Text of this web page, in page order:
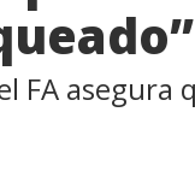
FA asegura